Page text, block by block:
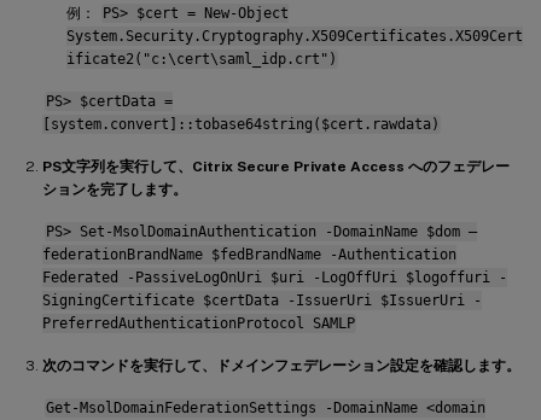
例：
PS> $cert = New-Object
System.Security.Cryptography.X509Certificates.X509Cert
ificate2("c:\cert\saml_idp.crt")
PS> $certData =
[system.convert]::tobase64string($cert.rawdata)
PS文字列を実行して、Citrix Secure Private Access へのフェデレー
ションを完了します。
PS> Set-MsolDomainAuthentication -DomainName $dom –
federationBrandName $fedBrandName -Authentication
Federated -PassiveLogOnUri $uri -LogOffUri $logoffuri -
SigningCertificate $certData -IssuerUri $IssuerUri -
PreferredAuthenticationProtocol SAMLP
次のコマンドを実行して、ドメインフェデレーション設定を確認します。
Get-MsolDomainFederationSettings -DomainName <domain